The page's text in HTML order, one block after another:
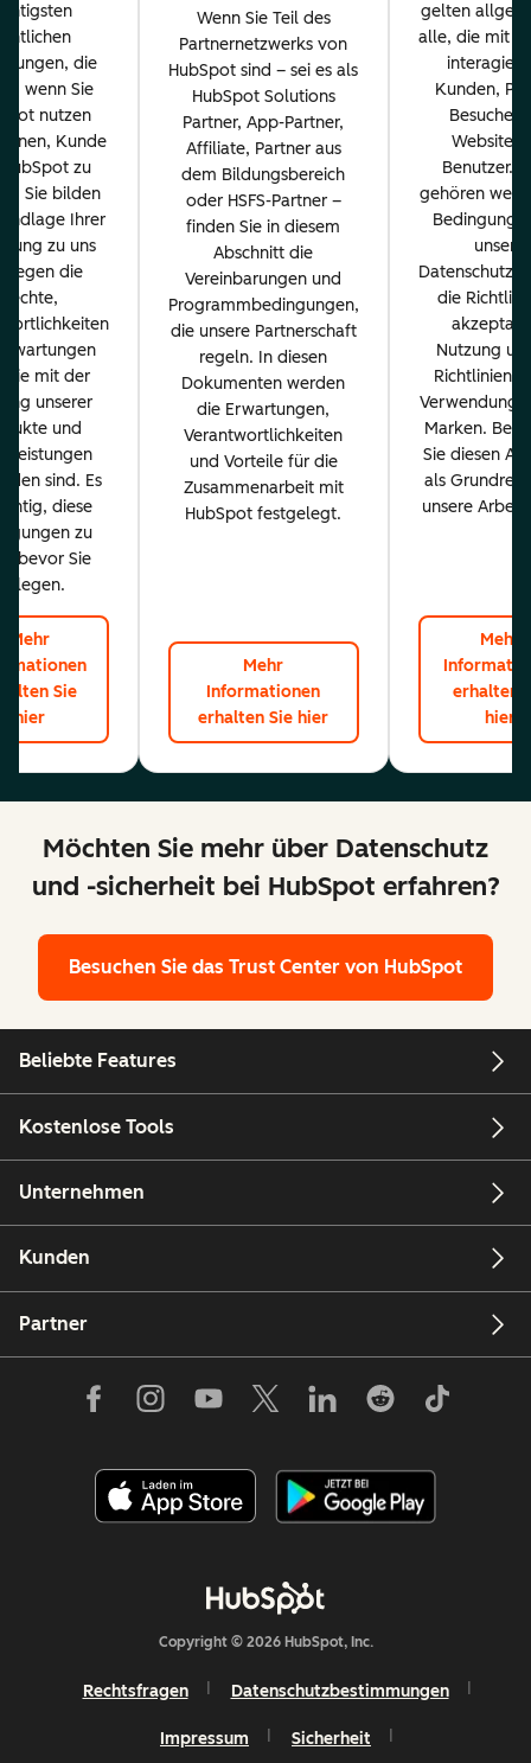
die
wenn Sie
nutzen
Kunde
zu
Sie bilden
Ihrer
zu uns
legen die
Rechte,
die mit der
unserer
und
sind. Es
diese
zu
bevor Sie
Mehr
Sie
hier
Wenn Sie Teil des
Partnernetzwerks von
HubSpot sind – sei es als
HubSpot Solutions
Partner, App-Partner,
Affiliate, Partner aus
dem Bildungsbereich
oder HSFS-Partner –
finden Sie in diesem
Abschnitt die
Vereinbarungen und
Programmbedingungen,
die unsere Partnerschaft
regeln. In diesen
Dokumenten werden
die Erwartungen,
Verantwortlichkeiten
und Vorteile für die
Zusammenarbeit mit
HubSpot festgelegt.
Mehr
Informationen
erhalten Sie hier
gelten
alle, die mit
Kunden,
Besucher
Website
Benutzer.
gehören
unsere
die
Nutzung
Richtlinien
Verwendung
Marken.
Sie diesen
als
unsere
Mehr
erhalten
hier
Möchten Sie mehr über Datenschutz
und -sicherheit bei HubSpot erfahren?
Besuchen Sie das Trust Center von HubSpot
Beliebte Features
Kostenlose Tools
Unternehmen
Kunden
Partner
Copyright © 2026 HubSpot, Inc.
Rechtsfragen Datenschutzbestimmungen
Impressum Sicherheit